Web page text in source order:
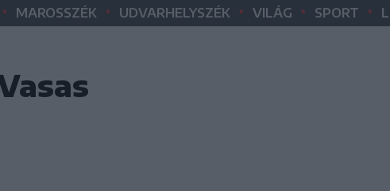
• MAROSSZÉK • UDVARHELYSZÉK • VILÁG • SPORT •